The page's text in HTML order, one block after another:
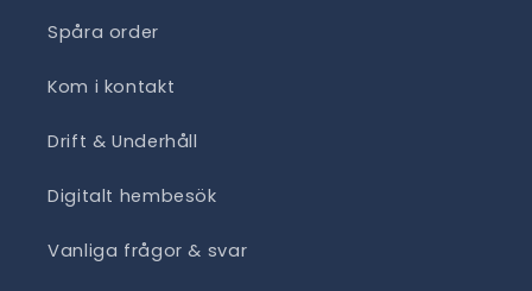
Spåra order
Kom i kontakt
Drift & Underhåll
Digitalt hembesök
Vanliga frågor & svar